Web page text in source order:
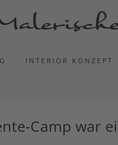
INTERIOR KONZEPT
Camp war